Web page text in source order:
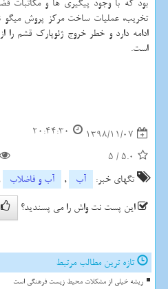
بود كه با وجود پیگیری ها و مكاتبات
تخریب، عملیات ساخت مركز پروش میگو
ادامه دارد و خطر خروج ژئوپارك قشم
است.
1398/11/07
20:44:30
5.0
/
5
تگهای خبر:
آب , آب و فاضلاب
این پست نت واش را می پسندید؟
تازه ترین مطالب مرتبط
ریشه خیلی از مشکلات محیط زیست فرهنگی است